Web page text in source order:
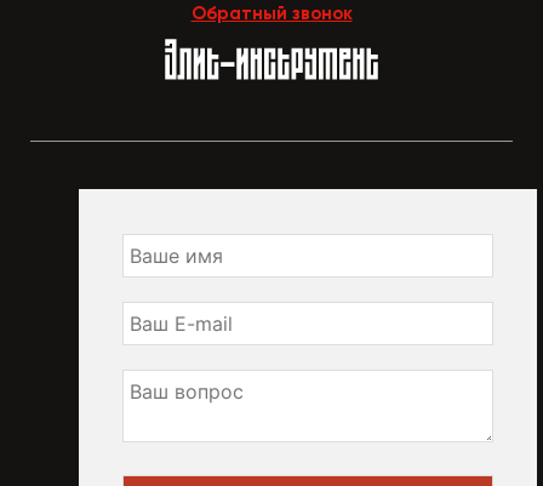
Обратный звонок